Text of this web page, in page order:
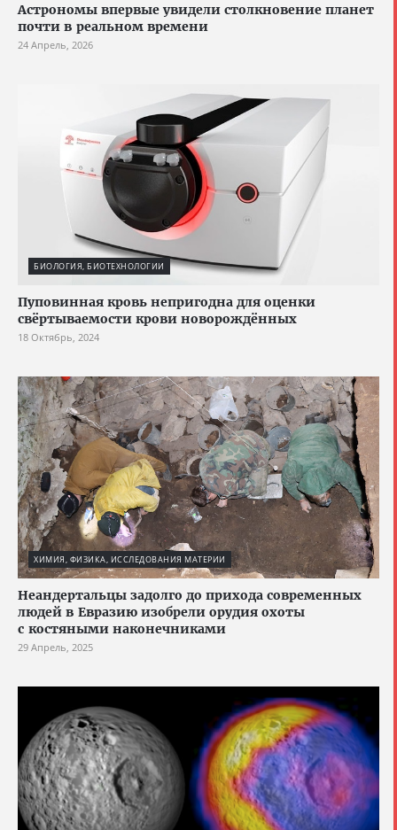
Астрономы впервые увидели столкновение планет
почти в реальном времени
24 Апрель, 2026
БИОЛОГИЯ, БИОТЕХНОЛОГИИ
Пуповинная кровь непригодна для оценки
свёртываемости крови новорождённых
18 Октябрь, 2024
ХИМИЯ, ФИЗИКА, ИССЛЕДОВАНИЯ МАТЕРИИ
Неандертальцы задолго до прихода современных
людей в Евразию изобрели орудия охоты
с костяными наконечниками
29 Апрель, 2025